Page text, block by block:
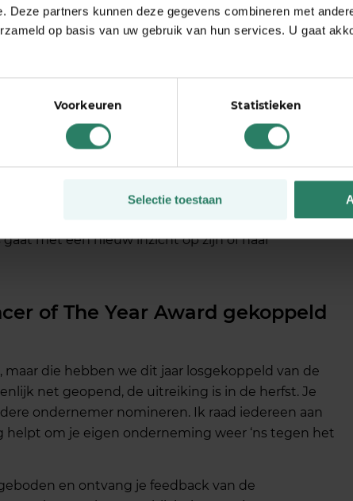
Deze partners kunnen deze gegevens combineren met
op basis van uw gebruik van hun services. U gaat
Voorkeuren Statistieken
Selectie toestaan
lezingen over onderwerpen waar je als
belastingdienst tot social media en veiligheid.
allemaal zzp’ers en weten hoe het is. En er is
en instanties je vragen beantwoorden.’
wennen aan zo’n groot event. Mijn belangrijkste
wil elkaar ontmoeten. Maak bij elke workshop
kom je zeker iemand tegen die je inspireert. En
er zijn zodat je niets interessants mist.
met een nieuw inzicht op zijn of haar
of The Year Award gekoppeld
, maar die hebben we dit jaar losgekoppeld van de
net geopend, de uitreiking is in de herfst. Je
ondernemer nomineren. Ik raad iedereen aan
helpt om je eigen onderneming weer ‘ns tegen het
en ontvang je feedback van de